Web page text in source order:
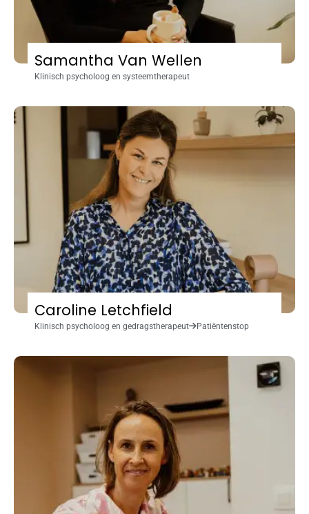
Samantha Van Wellen
Klinisch psycholoog en systeemtherapeut
Caroline Letchfield
Klinisch psycholoog en gedragstherapeut Patiëntenstop